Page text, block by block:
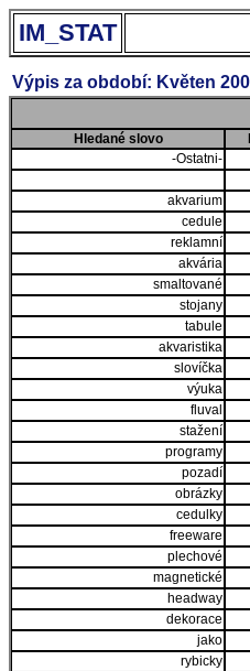
IM_STAT
Výpis za období: Květen
Hledané slovo
-Ostatni-
akvarium
cedule
reklamní
akvária
smaltované
stojany
tabule
akvaristika
slovíčka
výuka
fluval
stažení
programy
pozadí
obrázky
cedulky
freeware
plechové
magnetické
headway
dekorace
jako
rybicky